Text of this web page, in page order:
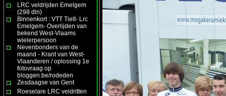
LRC veldrijden Emelgem
(298 dln)
Binnenkort : VTT Tielt- Lrc
Emelgem- Overlijden van
bekend West-Vlaams
wielerpersoon
Nevenbonders van de
maand - Krant van West-
Vlaanderen / oplossing 1e
fotovraag op
bloggen.be/rodeden
Zesdaagse van Gent
Roeselare LRC veldritten